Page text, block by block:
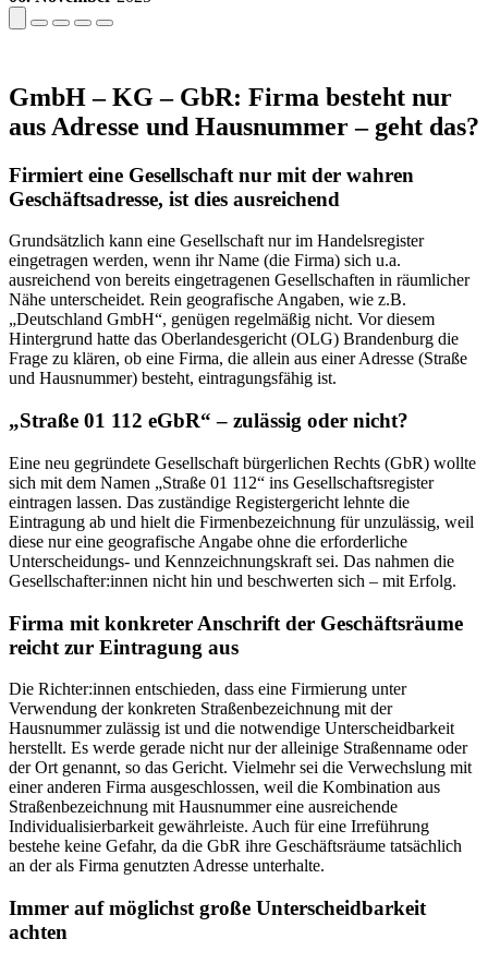
GmbH – KG – GbR: Firma besteht nur
aus Adresse und Hausnummer – geht das?
Firmiert eine Gesellschaft nur mit der wahren
Geschäftsadresse, ist dies ausreichend
Grundsätzlich kann eine Gesellschaft nur im Handelsregister
eingetragen werden, wenn ihr Name (die Firma) sich u.a.
ausreichend von bereits eingetragenen Gesellschaften in räumlicher
Nähe unterscheidet. Rein geografische Angaben, wie z.B.
„Deutschland GmbH“, genügen regelmäßig nicht. Vor diesem
Hintergrund hatte das Oberlandesgericht (OLG) Brandenburg die
Frage zu klären, ob eine Firma, die allein aus einer Adresse (Straße
und Hausnummer) besteht, eintragungsfähig ist.
„Straße 01 112 eGbR“ – zulässig oder nicht?
Eine neu gegründete Gesellschaft bürgerlichen Rechts (GbR) wollte
sich mit dem Namen „Straße 01 112“ ins Gesellschaftsregister
eintragen lassen. Das zuständige Registergericht lehnte die
Eintragung ab und hielt die Firmenbezeichnung für unzulässig, weil
diese nur eine geografische Angabe ohne die erforderliche
Unterscheidungs- und Kennzeichnungskraft sei. Das nahmen die
Gesellschafter:innen nicht hin und beschwerten sich – mit Erfolg.
Firma mit konkreter Anschrift der Geschäftsräume
reicht zur Eintragung aus
Die Richter:innen entschieden, dass eine Firmierung unter
Verwendung der konkreten Straßenbezeichnung mit der
Hausnummer zulässig ist und die notwendige Unterscheidbarkeit
herstellt. Es werde gerade nicht nur der alleinige Straßenname oder
der Ort genannt, so das Gericht. Vielmehr sei die Verwechslung mit
einer anderen Firma ausgeschlossen, weil die Kombination aus
Straßenbezeichnung mit Hausnummer eine ausreichende
Individualisierbarkeit gewährleiste. Auch für eine Irreführung
bestehe keine Gefahr, da die GbR ihre Geschäftsräume tatsächlich
an der als Firma genutzten Adresse unterhalte.
Immer auf möglichst große Unterscheidbarkeit
achten